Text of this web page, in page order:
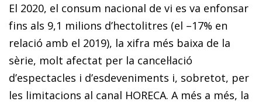
El 2020, el consum nacional de vi es va enfonsar
fins als 9,1 milions d’hectolitres (el –17% en
relació amb el 2019), la xifra més baixa de la
sèrie, molt afectat per la cancel·lació
d’espectacles i d’esdeveniments i, sobretot, per
les limitacions al canal HORECA. A més a més, la